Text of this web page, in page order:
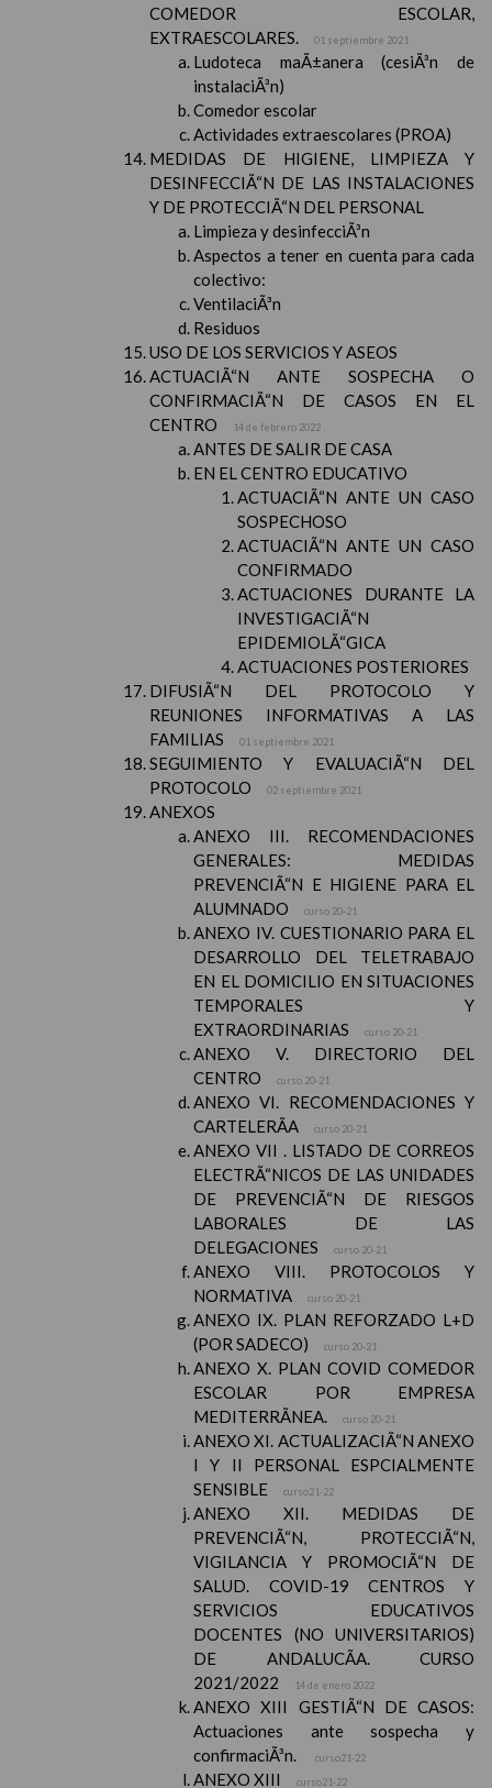
COMEDOR ESCOLAR,
EXTRAESCOLARES.
01 septiembre 2021
Ludoteca maÃ±anera (cesiÃ³n de
instalaciÃ³n)
Comedor escolar
Actividades extraescolares (PROA)
MEDIDAS DE HIGIENE, LIMPIEZA Y
DESINFECCIÃ“N DE LAS INSTALACIONES
Y DE PROTECCIÃ“N DEL PERSONAL
Limpieza y desinfecciÃ³n
Aspectos a tener en cuenta para cada
colectivo:
VentilaciÃ³n
Residuos
USO DE LOS SERVICIOS Y ASEOS
ACTUACIÃ“N ANTE SOSPECHA O
CONFIRMACIÃ“N DE CASOS EN EL
CENTRO
14 de febrero 2022
ANTES DE SALIR DE CASA
EN EL CENTRO EDUCATIVO
ACTUACIÃ“N ANTE UN CASO
SOSPECHOSO
ACTUACIÃ“N ANTE UN CASO
CONFIRMADO
ACTUACIONES DURANTE LA
INVESTIGACIÃ“N
EPIDEMIOLÃ“GICA
ACTUACIONES POSTERIORES
DIFUSIÃ“N DEL PROTOCOLO Y
REUNIONES INFORMATIVAS A LAS
FAMILIAS
01 septiembre 2021
SEGUIMIENTO Y EVALUACIÃ“N DEL
PROTOCOLO
02 septiembre 2021
ANEXOS
ANEXO III. RECOMENDACIONES
GENERALES: MEDIDAS
PREVENCIÃ“N E HIGIENE PARA EL
ALUMNADO
curso 20-21
ANEXO IV. CUESTIONARIO PARA EL
DESARROLLO DEL TELETRABAJO
EN EL DOMICILIO EN SITUACIONES
TEMPORALES Y
EXTRAORDINARIAS
curso 20-21
ANEXO V. DIRECTORIO DEL
CENTRO
curso 20-21
ANEXO VI. RECOMENDACIONES Y
CARTELERÃA
curso 20-21
ANEXO VII . LISTADO DE CORREOS
ELECTRÃ“NICOS DE LAS UNIDADES
DE PREVENCIÃ“N DE RIESGOS
LABORALES DE LAS
DELEGACIONES
curso 20-21
ANEXO VIII. PROTOCOLOS Y
NORMATIVA
curso 20-21
ANEXO IX. PLAN REFORZADO L+D
(POR SADECO)
curso 20-21
ANEXO X. PLAN COVID COMEDOR
ESCOLAR POR EMPRESA
MEDITERRÃNEA.
curso 20-21
ANEXO XI. ACTUALIZACIÃ“N ANEXO
I Y II PERSONAL ESPCIALMENTE
SENSIBLE
curso21-22
ANEXO XII. MEDIDAS DE
PREVENCIÃ“N, PROTECCIÃ“N,
VIGILANCIA Y PROMOCIÃ“N DE
SALUD. COVID-19 CENTROS Y
SERVICIOS EDUCATIVOS
DOCENTES (NO UNIVERSITARIOS)
DE ANDALUCÃA. CURSO
2021/2022
14 de enero 2022
ANEXO XIII GESTIÃ“N DE CASOS:
Actuaciones ante sospecha y
confirmaciÃ³n.
curso21-22
ANEXO XIII curso21-22